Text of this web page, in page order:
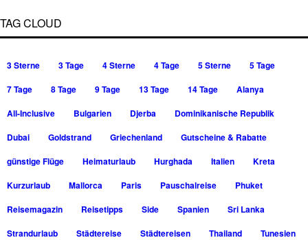
TAG CLOUD
3 Sterne 3 Tage 4 Sterne 4 Tage 5 Sterne
5 Tage
7 Tage
8 Tage 9 Tage 13 Tage 14 Tage
Alanya
All-Inclusive
Bulgarien Djerba
Dominikanische Republik
Dubai
Goldstrand Griechenland
Gutscheine & Rabatte
günstige Flüge
Heimaturlaub Hurghada Italien
Kreta
Kurzurlaub
Mallorca Paris Pauschalreise
Phuket
Reisemagazin
Reisetipps Side Spanien
Sri Lanka
Strandurlaub
Städtereise Städtereisen Thailand
Tunesien